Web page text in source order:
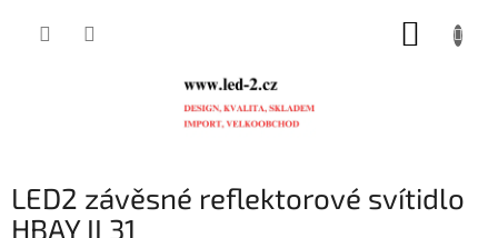
LED2 závěsné reflektorové svítidlo
HBAY II 31